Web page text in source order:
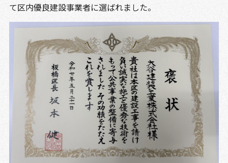
て区内優良建設事業者に選ばれました。